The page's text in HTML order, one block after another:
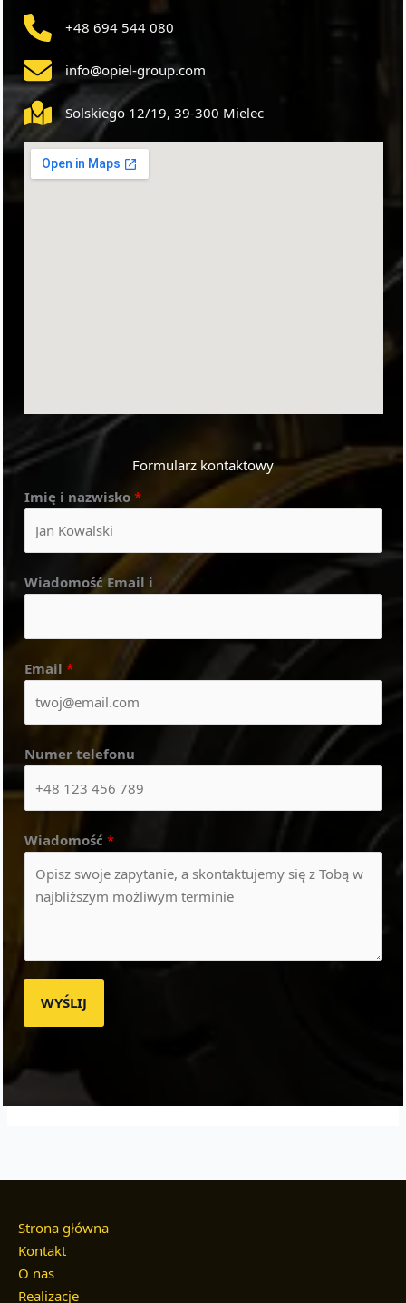
+48 694 544 080
info@opiel-group.com
Solskiego 12/19, 39-300 Mielec
Formularz kontaktowy
Imię i nazwisko *
Wiadomość Email i
Email *
Numer telefonu
Wiadomość *
WYŚLIJ
Strona główna
Kontakt
O nas
Realizacje